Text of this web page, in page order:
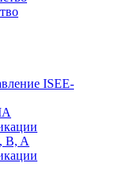
ISEE-
B, A